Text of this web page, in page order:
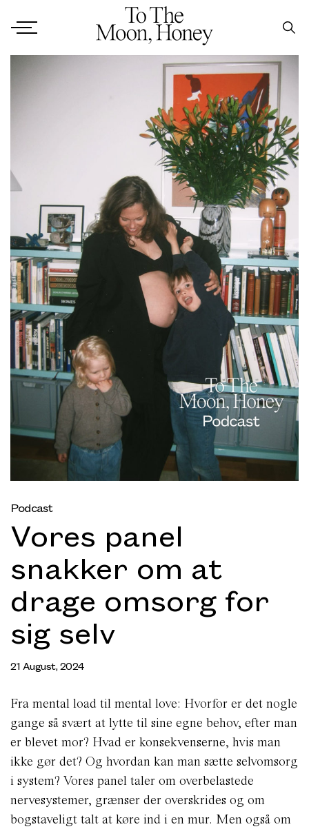
Podcast
Vores panel
snakker om at
drage omsorg for
sig selv
21 August, 2024
Fra mental load til mental love: Hvorfor er det nogle
gange så svært at lytte til sine egne behov, efter man
er blevet mor? Hvad er konsekvenserne, hvis man
ikke gør det? Og hvordan kan man sætte selvomsorg
i system? Vores panel taler om overbelastede
nervesystemer, grænser der overskrides og om
bogstaveligt talt at køre ind i en mur. Men også om